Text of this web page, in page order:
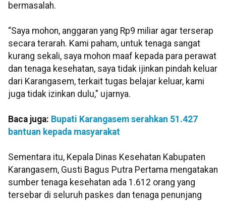
bermasalah.
“Saya mohon, anggaran yang Rp9 miliar agar terserap
secara terarah. Kami paham, untuk tenaga sangat
kurang sekali, saya mohon maaf kepada para perawat
dan tenaga kesehatan, saya tidak ijinkan pindah keluar
dari Karangasem, terkait tugas belajar keluar, kami
juga tidak izinkan dulu," ujarnya.
Baca juga: Bupati Karangasem serahkan 51.427
bantuan kepada masyarakat
Sementara itu, Kepala Dinas Kesehatan Kabupaten
Karangasem, Gusti Bagus Putra Pertama mengatakan
sumber tenaga kesehatan ada 1.612 orang yang
tersebar di seluruh paskes dan tenaga penunjang